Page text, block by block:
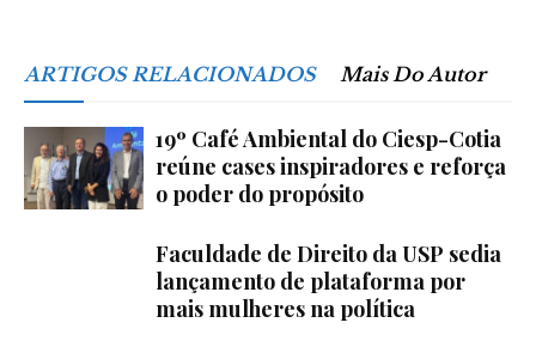
ARTIGOS RELACIONADOS Mais Do Autor
19º Café Ambiental do Ciesp-Cotia
reúne cases inspiradores e reforça
o poder do propósito
Faculdade de Direito da USP sedia
lançamento de plataforma por
mais mulheres na política